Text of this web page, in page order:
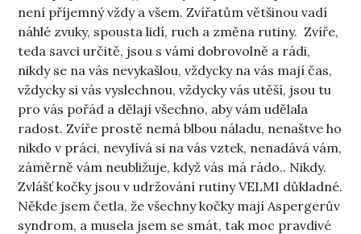
není příjemný vždy a všem. Zvířatům většinou vadí
náhlé zvuky, spousta lidí, ruch a změna rutiny. Zvíře,
teda savci určitě, jsou s vámi dobrovolně a rádi,
nikdy se na vás nevykašlou, vždycky na vás mají čas,
vždycky si vás vyslechnou, vždycky vás utěší, jsou tu
pro vás pořád a dělají všechno, aby vám udělala
radost. Zvíře prostě nemá blbou náladu, nenaštve ho
nikdo v práci, nevylívá si na vás vztek, nenadává vám,
záměrně vám neubližuje, když vás má rádo.. Nikdy.
Zvlášť kočky jsou v udržování rutiny VELMI důkladné.
Někde jsem četla, že všechny kočky mají Aspergerův
syndrom, a musela jsem se smát, tak moc pravdivé